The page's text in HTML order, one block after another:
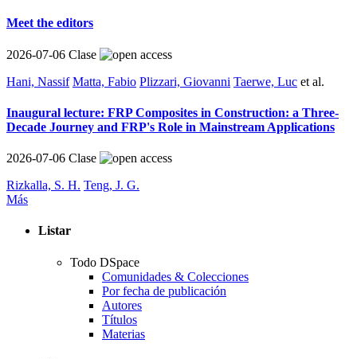
Meet the editors
2026-07-06 Clase
Hani, Nassif Matta, Fabio Plizzari, Giovanni Taerwe, Luc et al.
Inaugural lecture: FRP Composites in Construction: a Three-
Decade Journey and FRP's Role in Mainstream Applications
2026-07-06 Clase
Rizkalla, S. H. Teng, J. G.
Más
Listar
Todo DSpace
Comunidades & Colecciones
Por fecha de publicación
Autores
Títulos
Materias